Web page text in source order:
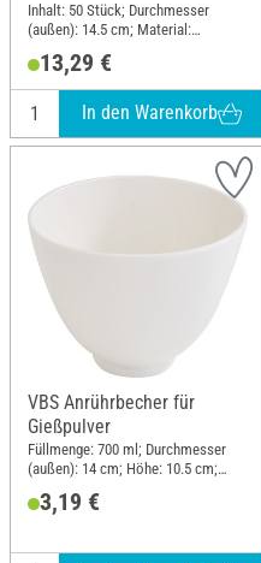
Inhalt: 50 Stück; Durchmesser
(außen): 14.5 cm; Material:
13,29 €
In den Warenkorb
VBS Anrührbecher für
Gießpulver
Füllmenge: 700 ml; Durchmesser
(außen): 14 cm; Höhe: 10.5 cm;
3,19 €